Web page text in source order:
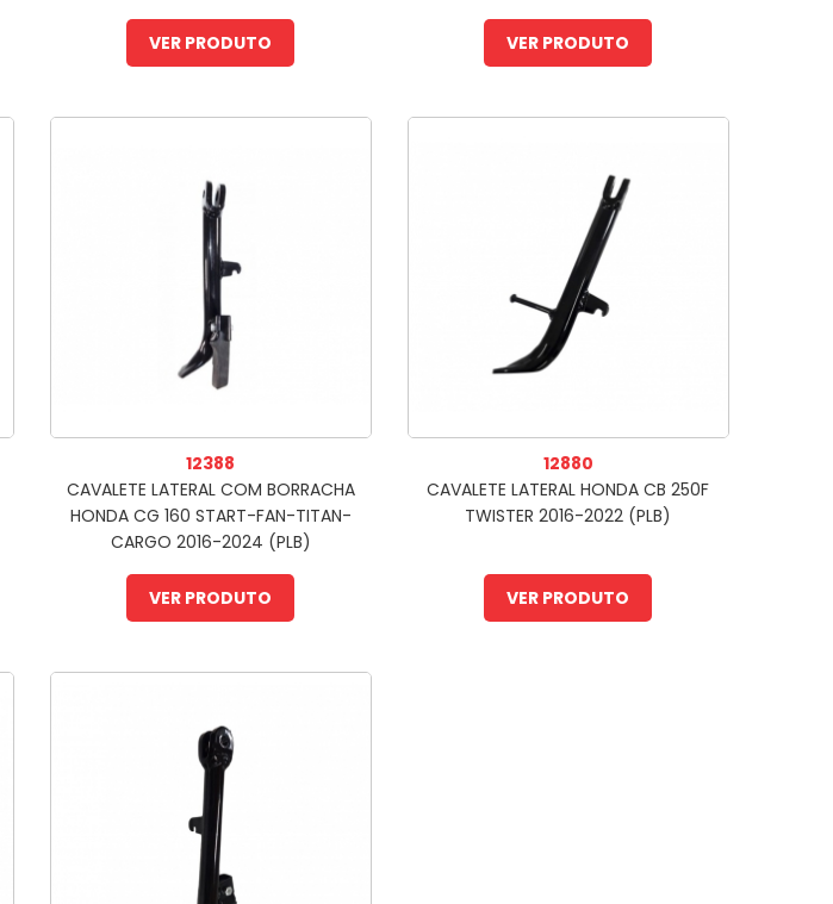
VER PRODUTO VER PRODUTO
12388
CAVALETE LATERAL COM BORRACHA
HONDA CG 160 START-FAN-TITAN-
CARGO 2016-2024 (PLB)
VER PRODUTO
12880
CAVALETE LATERAL HONDA CB 250F
TWISTER 2016-2022 (PLB)
VER PRODUTO